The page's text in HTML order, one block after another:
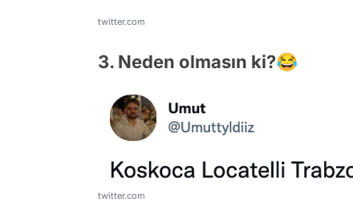
twitter.com
3. Neden olmasın ki?😂
twitter.com